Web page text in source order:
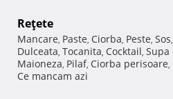
Reţete
Mancare, Paste, Ciorba, Peste, Sos,
Dulceata, Tocanita, Cocktail, Supa
Maioneza, Pilaf, Ciorba perisoare,
Ce mancam azi